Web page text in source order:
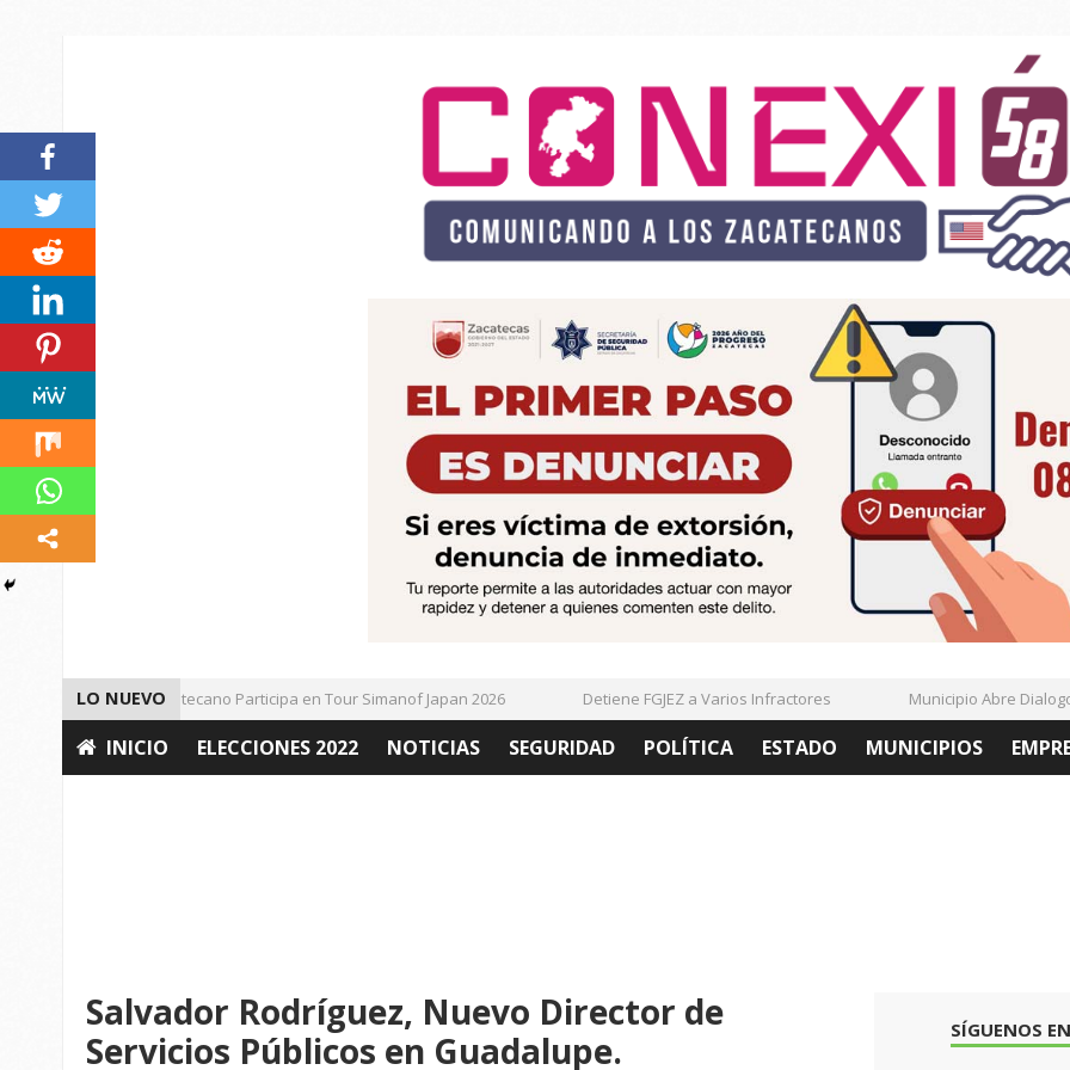
LO NUEVO
Universitario Zacatecano Participa en Tour Simanof Japan 2026 Detiene FGJEZ a Varios Infractores Municipio Abre Dialogo
INICIO ELECCIONES 2022 NOTICIAS SEGURIDAD POLÍTICA ESTADO MUNICIPIOS
Salvador Rodríguez, Nuevo Director de
Servicios Públicos en Guadalupe.
SÍGUENOS